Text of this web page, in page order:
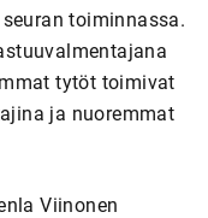
toiminnassa.
tytöt toimivat
ja nuoremmat
Viinonen